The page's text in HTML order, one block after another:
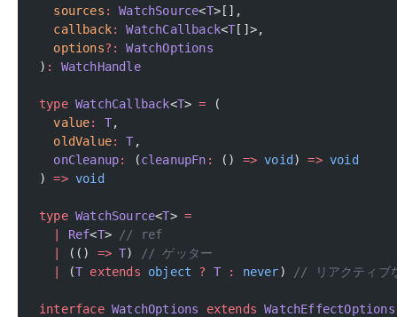
  sources
: WatchSource<T>[],
  callback
: WatchCallback<T []>,
  options
?:
WatchOptions
) : WatchHandle
type WatchCallback<T> = (
  value
: T,
  oldValue
: T ,
  onCleanup
: (cleanupFn : () => void ) => void
) => void
type WatchSource<T> =
Ref<T>
// ref
(() => T)
// ゲッター
(T extends object ? T : never) // リアクティブ
interface WatchOptions extends WatchEffectOptions